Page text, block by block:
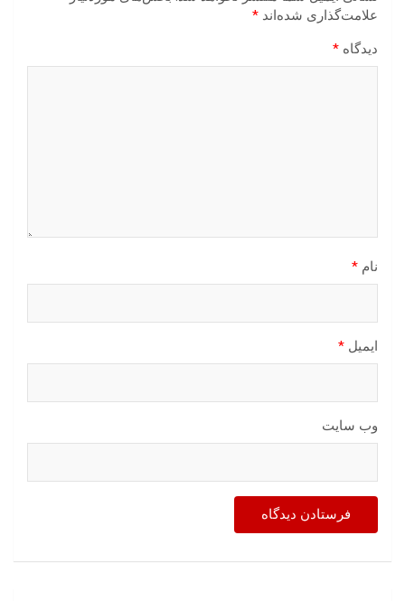
علامت‌گذاری شده‌اند *
دیدگاه *
نام *
ایمیل *
وب‌ سایت